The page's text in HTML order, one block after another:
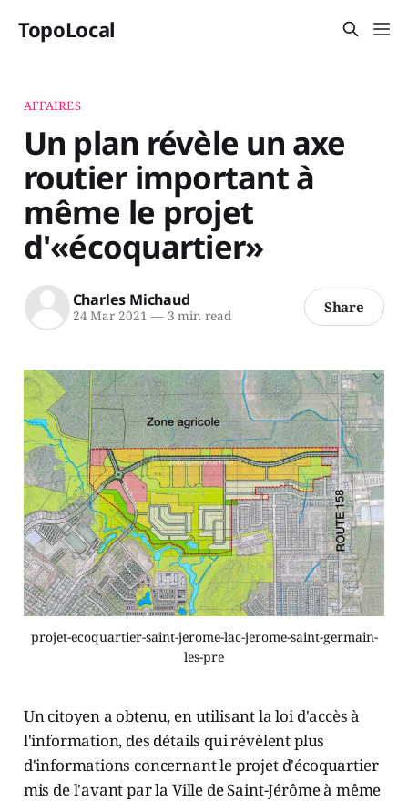
TopoLocal
AFFAIRES
Un plan révèle un axe
routier important à
même le projet
d'«écoquartier»
Charles Michaud
24 Mar 2021 —3 min read Share
projet-ecoquartier-saint-jerome-lac-jerome-saint-germain-
les-pre
Un citoyen a obtenu, en utilisant la loi d'accès à
l'information, des détails qui révèlent plus
d'informations concernant le projet d'écoquartier
mis de l'avant par la Ville de Saint-Jérôme à même